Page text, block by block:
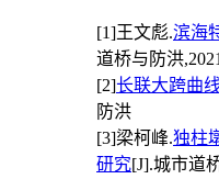
[1]王文彪.滨海
道桥与防洪
[2]长联大跨曲
防洪
[3]梁柯峰.独柱
研究[J].城市道